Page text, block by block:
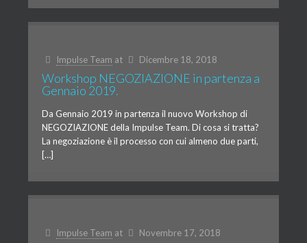
Impulse Team at Dicembre 18, 2018
Workshop NEGOZIAZIONE in partenza a
Gennaio 2019.
Da Gennaio 2019 in partenza il nuovo Workshop di
NEGOZIAZIONE della Impulse Team. Di cosa si tratta?
La negoziazione è il processo con cui almeno due parti,
[…]
Impulse Team at Novembre 17, 2018